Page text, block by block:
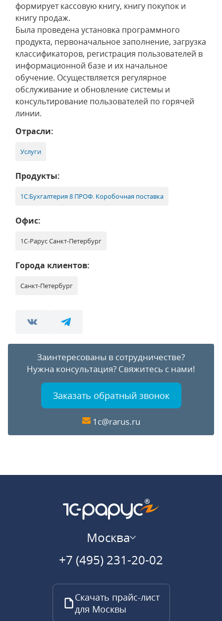
формирует кассовую книгу, книгу покупок и
книгу продаж.
Была проведена установка программного
продукта, первоначальное заполнение, загрузка
классификаторов, регистрация пользователей в
информационной базе и их начальное
обучение. Осуществляется регулярное
обслуживание и обновление системы и
консультирование пользователей по горячей
линии.
Отрасли:
Услуги
Продукты:
1С:Бухгалтерия 8 ПРОФ. Коробочная поставка
Офис:
1С-Рарус Санкт-Петербург
Города клиентов:
Санкт-Петербург
Заинтересованы в сотрудничестве?
Нужна консультация? Свяжитесь с нами!
Заказать обратный звонок
1c@rarus.ru
Москва
+7 (495) 231-20-02
Скачать прайс-лист
для Москвы